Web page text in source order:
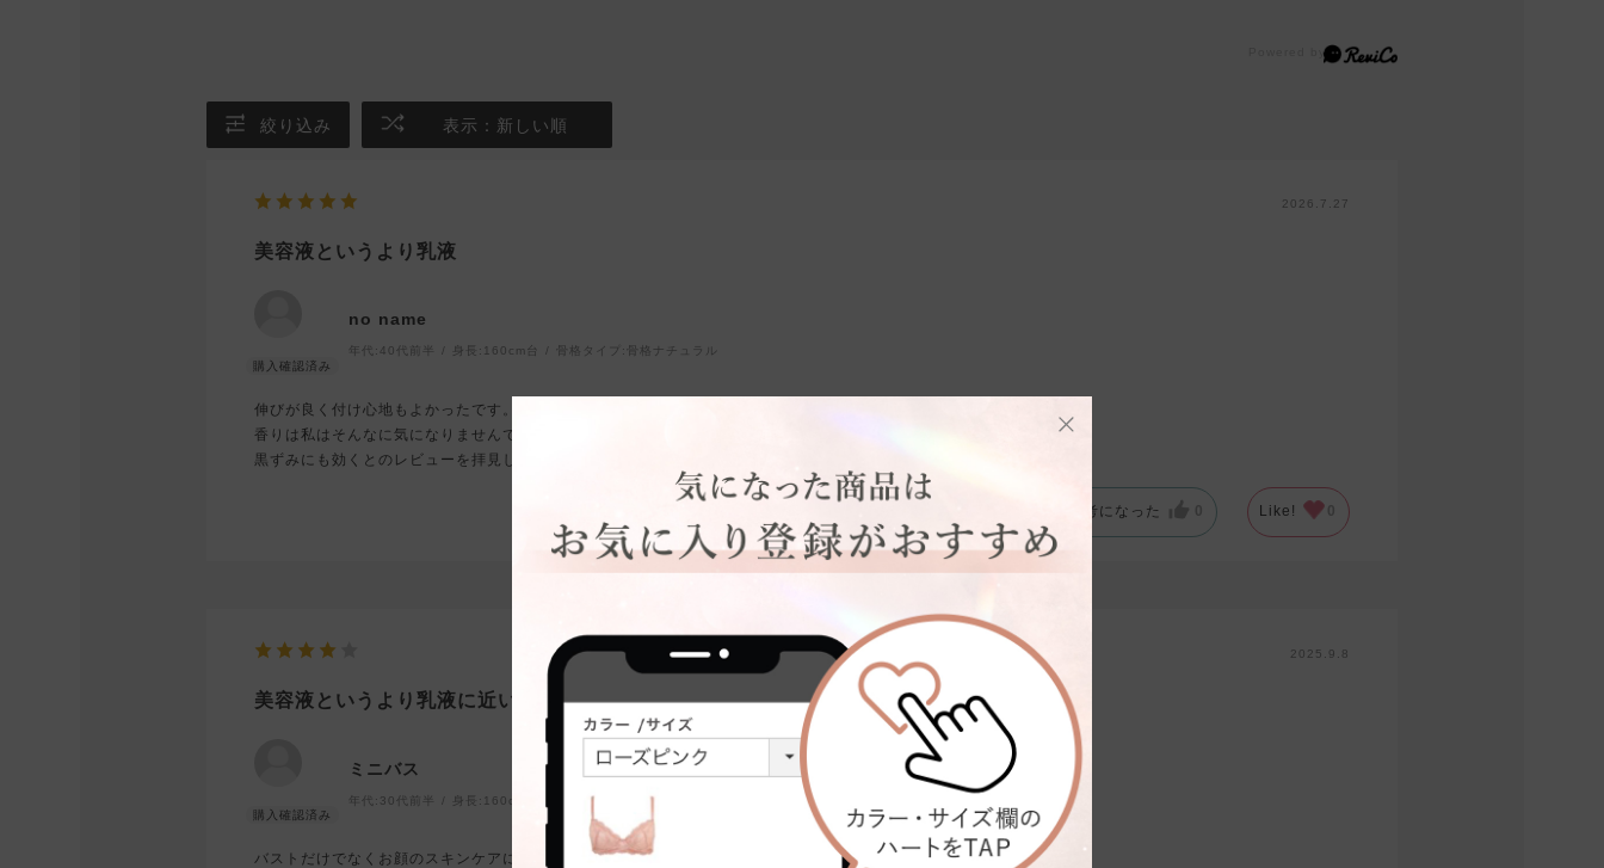
絞り込み 表示：新しい順
2026.7.27
美容液というより乳液
no name
年代: 40代前半 身長: 160cm台 骨格タイプ: 骨格ナチュラル
伸びが良く付け心地もよかったです。
香りは私はそんなに気になりませんでした。
黒ずみにも効くとのレビューを拝見したので期待しています。
参考になった Like!
2025.9.8
美容液というより乳液に近いかも
ミニバス
年代: 30代前半 身長: 160cm台 骨格タイプ: 骨格ストレート
バストだけでなくお顔のスキンケアにも使える美容液とのことだったので、気になって購入してみました。